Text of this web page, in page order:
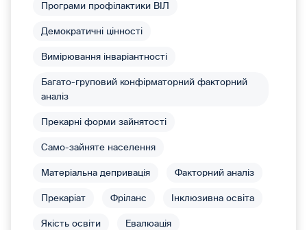
Програми профілактики ВІЛ
Демократичні цінності
Вимірювання інваріантності
Багато-груповий конфірматорний факторний
аналіз
Прекарні форми зайнятості
Само-зайняте населення
Матеріальна депривація Факторний аналіз
Прекаріат Фріланс Інклюзивна освіта
Якість освіти Евалюація